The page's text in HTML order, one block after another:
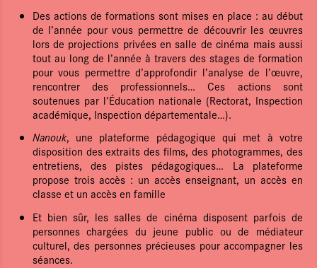
Le Pôle régional
L'Éducation aux images
Actualités
Agenda
Des actions de formations sont mises en place : au début
de l’année pour vous permettre de découvrir les œuvres
lors de projections privées en salle de cinéma mais aussi
tout au long de l’année à travers des stages de formation
pour vous permettre d’approfondir l’analyse de l’œuvre,
rencontrer des professionnels… Ces actions sont
soutenues par l’Éducation nationale (Rectorat, Inspection
académique, Inspection départementale…).
Nanouk, une plateforme pédagogique qui met à votre
disposition des extraits des films, des photogrammes, des
entretiens, des pistes pédagogiques… La plateforme
propose trois accès : un accès enseignant, un accès en
classe et un accès en famille
Et bien sûr, les salles de cinéma disposent parfois de
personnes chargées du jeune public ou de médiateur
culturel, des personnes précieuses pour accompagner les
séances.